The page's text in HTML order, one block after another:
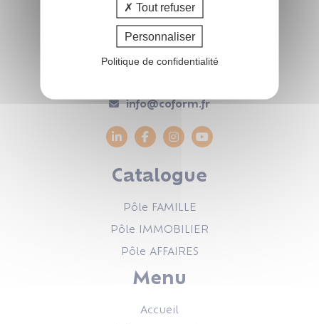
COform
47 rue de Leinster
44240 LA CHAPELLE-SUR-ERDRE
info@coform.fr
Catalogue
Pôle FAMILLE
Pôle IMMOBILIER
Pôle AFFAIRES
Menu
Accueil
Tout refuser
Personnaliser
Politique de confidentialité